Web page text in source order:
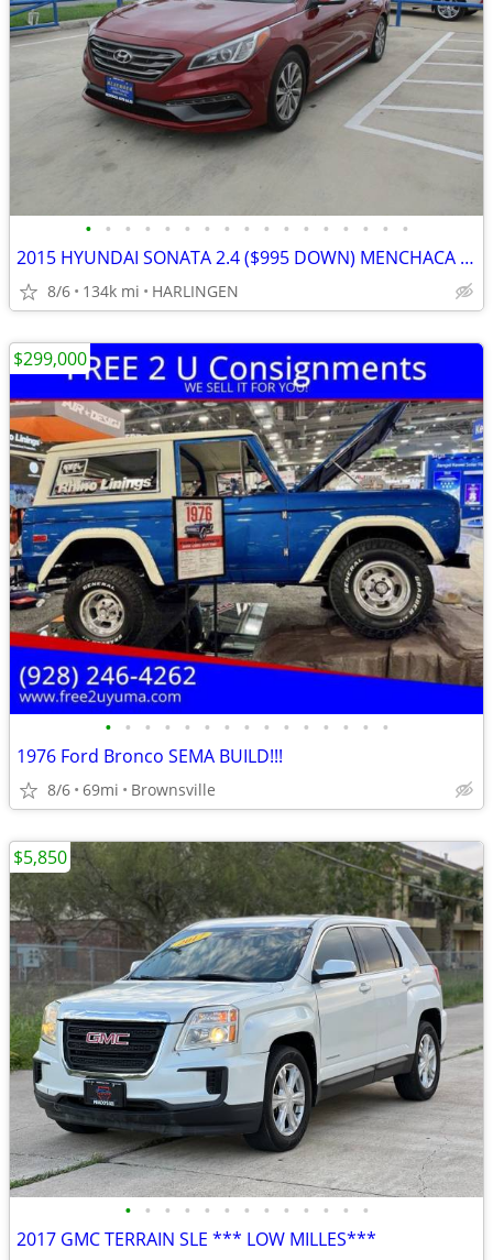
• • • • • • • • • • • • • • • • •
2015 HYUNDAI SONATA 2.4 ($995 DOWN) MENCHACA AUTO SALES
8/6 134k mi HARLINGEN
• • • • • • • • • • • • • • •
1976 Ford Bronco SEMA BUILD!!!
8/6 69mi Brownsville
$299,000
• • • • • • • • • • • • •
2017 GMC TERRAIN SLE *** LOW MILLES***
$5,850